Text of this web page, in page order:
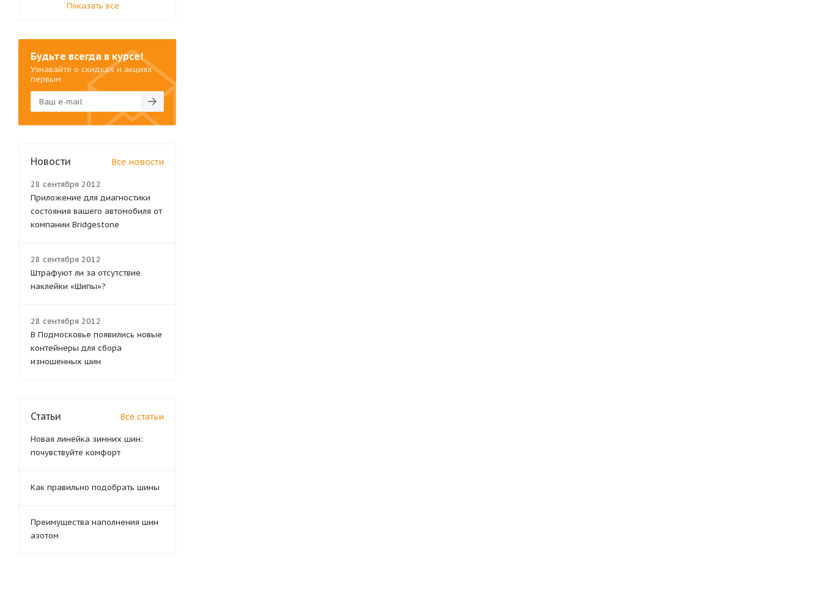
Показать все
Будьте всегда в курсе!
Узнавайте о скидках и акциях
первым
Новости Все новости
28 сентября 2012
Приложение для диагностики
состояния вашего автомобиля от
компании Bridgestone
28 сентября 2012
Штрафуют ли за отсутствие
наклейки «Шипы»?
28 сентября 2012
В Подмосковье появились новые
контейнеры для сбора
изношенных шин
Статьи Все статьи
Новая линейка зимних шин:
почувствуйте комфорт
Как правильно подобрать шины
Преимущества наполнения шин
азотом